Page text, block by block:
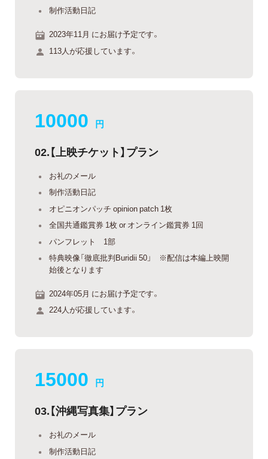
制作活動日記
2023年11月 にお届け予定です。
113人が応援しています。
10000 円
02.【上映チケット】プラン
お礼のメール
制作活動日記
オピニオンパッチ opinion patch 1枚
全国共通鑑賞券 1枚 or オンライン鑑賞券 1回
パンフレット 1部
特典映像「徹底批判Buridii 50」 ※配信は本編上映開
始後となります
2024年05月 にお届け予定です。
224人が応援しています。
15000 円
03.【沖縄写真集】プラン
お礼のメール
制作活動日記